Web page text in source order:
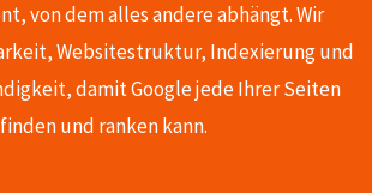
von dem alles andere abhängt. Wir
Websitestruktur, Indexierung und
damit Google jede Ihrer Seiten
finden und ranken kann.